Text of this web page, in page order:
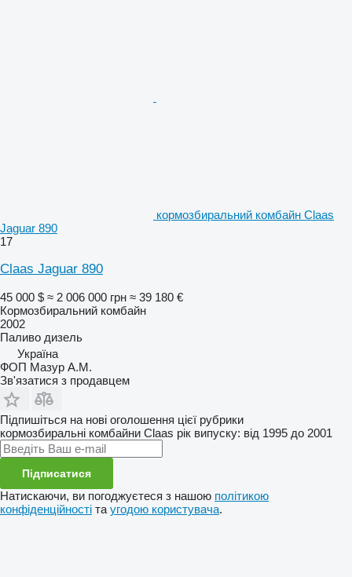
кормозбиральний комбайн Claas
Jaguar 890
17
Claas Jaguar 890
45 000 $ ≈ 2 006 000 грн ≈ 39 180 €
Кормозбиральний комбайн
2002
Паливо дизель
Україна
ФОП Мазур А.М.
Зв'язатися з продавцем
Підпишіться на нові оголошення цієї рубрики
кормозбиральні комбайни Claas рік випуску: від 1995 до 2001
Підписатися
Натискаючи, ви погоджуєтеся з нашою політикою
конфіденційності та угодою користувача.